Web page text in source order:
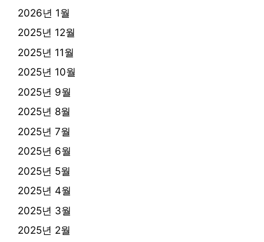
2026년 1월
2025년 12월
2025년 11월
2025년 10월
2025년 9월
2025년 8월
2025년 7월
2025년 6월
2025년 5월
2025년 4월
2025년 3월
2025년 2월